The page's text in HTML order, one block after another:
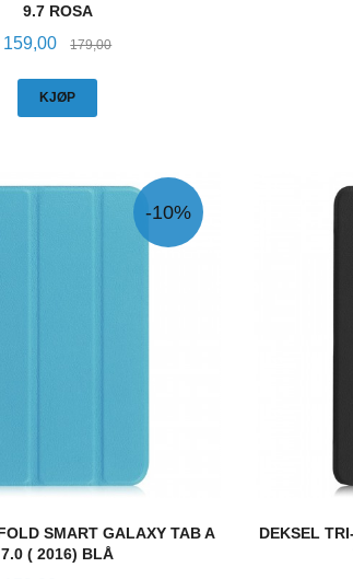
9.7 ROSA
Tilbud
159,00 179,00Rabatt
KJØP
SMART GALAXY TAB A
7.0 ( 2016) BLÅ
-10%
DEKSEL